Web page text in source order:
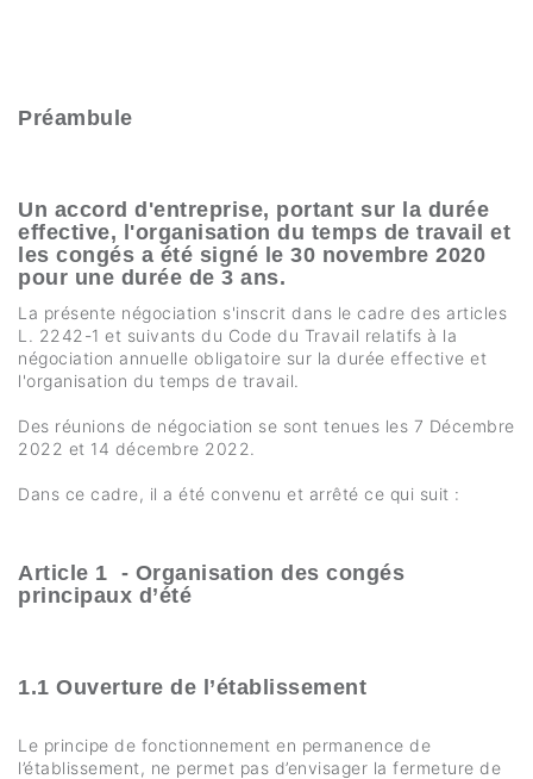
Préambule
Un accord d'entreprise, portant sur la durée
effective, l'organisation du temps de travail et
les congés a été signé le 30 novembre 2020
pour une durée de 3 ans.
La présente négociation s'inscrit dans le cadre des articles
L. 2242-1 et suivants du Code du Travail relatifs à la
négociation annuelle obligatoire sur la durée effective et
l'organisation du temps de travail.
Des réunions de négociation se sont tenues les 7 Décembre
2022 et 14 décembre 2022.
Dans ce cadre, il a été convenu et arrêté ce qui suit :
Article 1 - Organisation des congés
principaux d’été
1.1 Ouverture de l’établissement
Le principe de fonctionnement en permanence de
l’établissement, ne permet pas d’envisager la fermeture de